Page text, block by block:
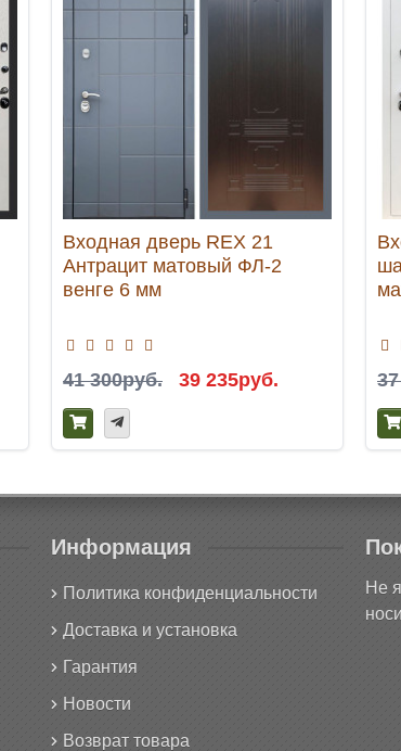
Входная дверь REX 21
Антрацит матовый ФЛ-2
венге 6 мм
41 300руб. 39 235руб.
Информация
Политика конфиденциальности
Доставка и установка
Гарантия
Новости
Возврат товара
Не